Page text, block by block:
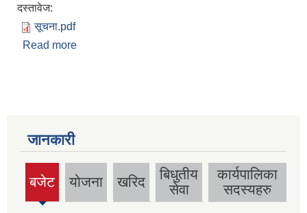
दस्तावेज:
सूचना.pdf
Read more
जानकारी
बजेट
(active
tab)
योजना खरिद
बिधुतीय
सेवा
कार्यपालिका
सदस्यहरु